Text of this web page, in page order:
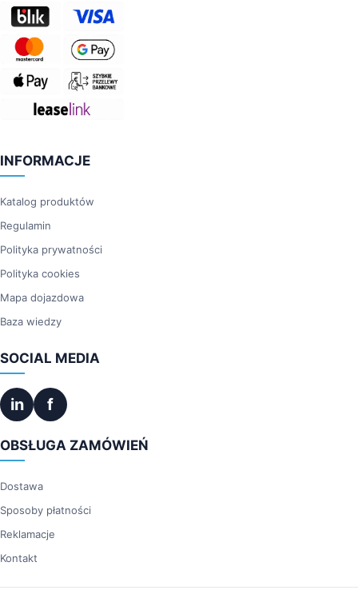
INFORMACJE
Katalog produktów
Regulamin
Polityka prywatności
Polityka cookies
Mapa dojazdowa
Baza wiedzy
SOCIAL MEDIA
in f
OBSŁUGA ZAMÓWIEŃ
Dostawa
Sposoby płatności
Reklamacje
Kontakt